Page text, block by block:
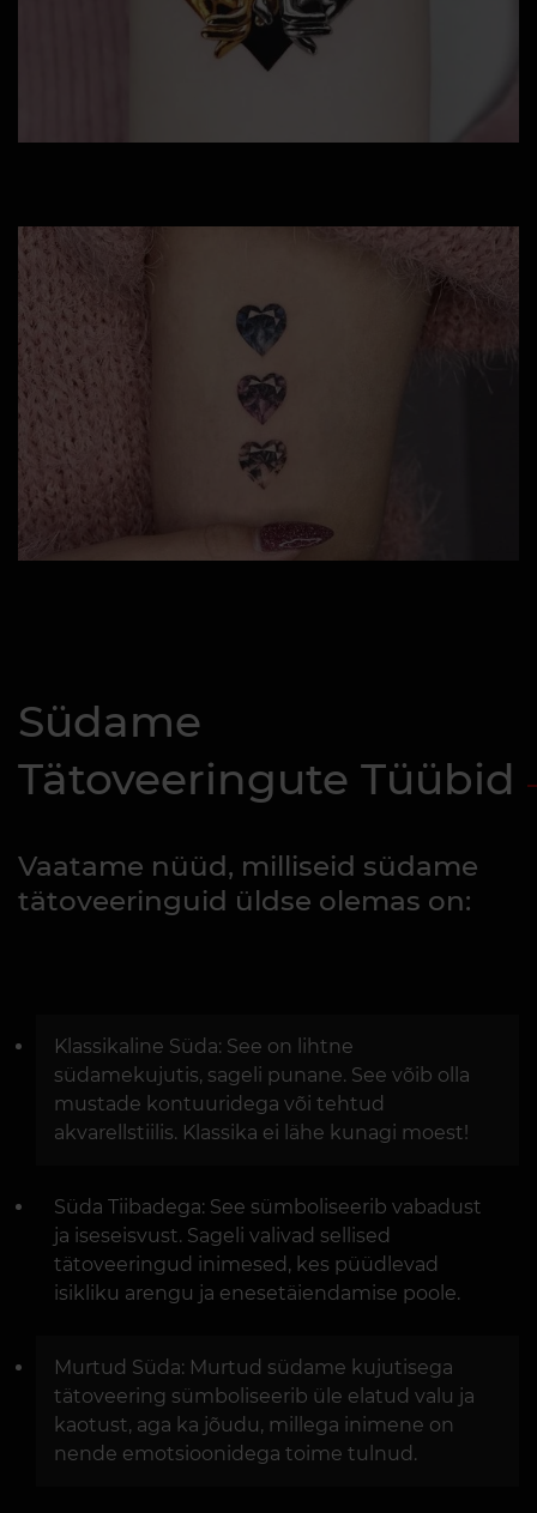
Südame
Tätoveeringute Tüübid
Vaatame nüüd, milliseid südame
tätoveeringuid üldse olemas on:
Klassikaline Süda: See on lihtne
südamekujutis, sageli punane. See võib olla
mustade kontuuridega või tehtud
akvarellstiilis. Klassika ei lähe kunagi moest!
Süda Tiibadega: See sümboliseerib vabadust
ja iseseisvust. Sageli valivad sellised
tätoveeringud inimesed, kes püüdlevad
isikliku arengu ja enesetäiendamise poole.
Murtud Süda: Murtud südame kujutisega
tätoveering sümboliseerib üle elatud valu ja
kaotust, aga ka jõudu, millega inimene on
nende emotsioonidega toime tulnud.